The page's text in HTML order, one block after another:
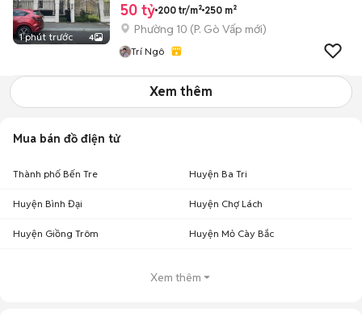
1 phút trước 4
50 tỷ 200 tr/m² 250 m²
Phường 10 (P. Gò Vấp mới)
Trí Ngô
Xem thêm
Mua bán đồ điện tử
Thành phố Bến Tre Huyện Ba Tri
Huyện Bình Đại Huyện Chợ Lách
Huyện Giồng Trôm Huyện Mỏ Cày Bắc
Xem thêm